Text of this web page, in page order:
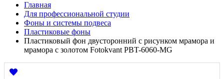
Главная
Для профессиональной студии
Фоны и системы подвеса
Пластиковые фоны
Пластиковый фон двусторонний с рисунком мрамора и
мрамора с золотом Fotokvant PBT-6060-MG